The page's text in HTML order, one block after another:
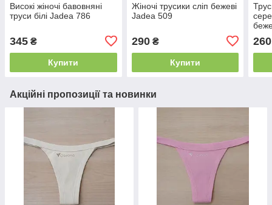
Високі жіночі бавовняні
труси білі Jadea 786
345 ₴
Купити
Жіночі трусики сліп бежеві
Jadea 509
290₴
Купити
260
Акційні пропозиції та новинки